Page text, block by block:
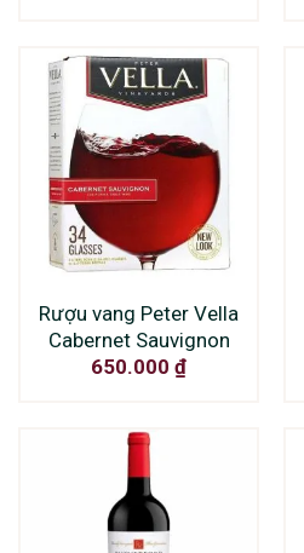
Rượu vang Peter Vella
Cabernet Sauvignon
650.000 ₫